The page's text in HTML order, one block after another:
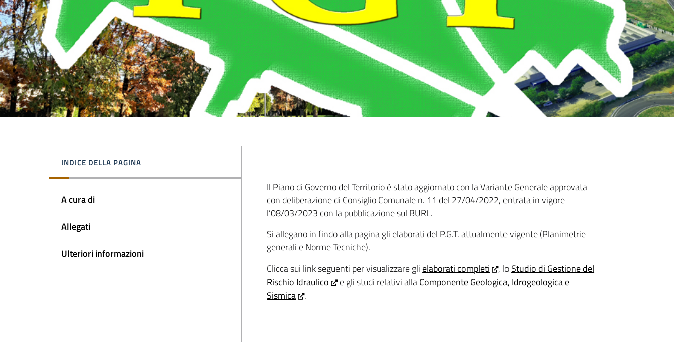
INDICE DELLA PAGINA
A cura di
Allegati
Ulteriori informazioni
Il Piano di Governo del Territorio è stato aggiornato con la Variante Generale approvata
con deliberazione di Consiglio Comunale n. 11 del 27/04/2022, entrata in vigore
l’08/03/2023 con la pubblicazione sul BURL.
Si allegano in findo alla pagina gli elaborati del P.G.T. attualmente vigente (Planimetrie
generali e Norme Tecniche).
Clicca sui link seguenti per visualizzare gli elaborati completi , loStudio di Gestione del
Rischio Idraulico
e gli studi relativi allaComponente Geologica, Idrogeologica e
Sismica
.